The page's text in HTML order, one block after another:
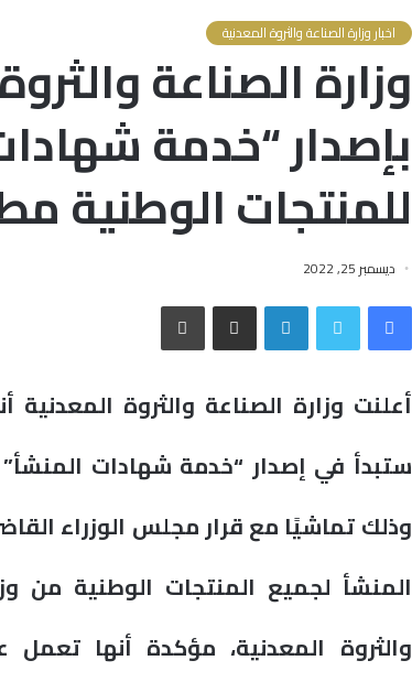
اخبار وزارة الصناعة والثروة المعدنية
وزارة الصناعة
بإصدار “خدمة
للمنتجات الوطنية
ديسمبر 25, 2022
فيسبوكتويتر لينكدإن مشاركة عبر البريد طباعة
أعلنت وزارة الصناعة والثروة
ستبدأ في إصدار “خدمة شهادات المنشأ”
وذلك تماشيًا مع قرار مجلس الوزراء
المنشأ لجميع المنتجات الوطنية من
والثروة المعدنية، مؤكدة أنها